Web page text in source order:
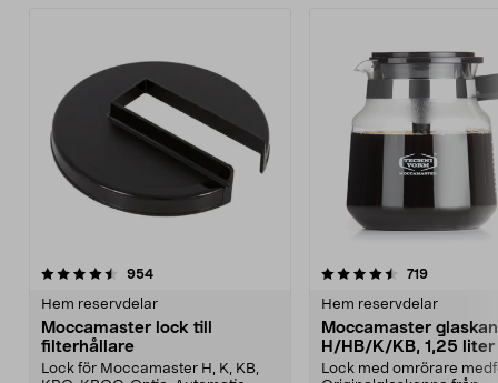
954recensioner
Hem reservdelar
Moccamaster lock till
filterhållare
Lock för Moccamaster H, K, KB,
4.5 av 5 stjärnor 719
Hem reservdelar
Moccamaster
H/HB/K/KB, 1,25 liter
Lock med omrörare
4.5 av 5 stjärnor